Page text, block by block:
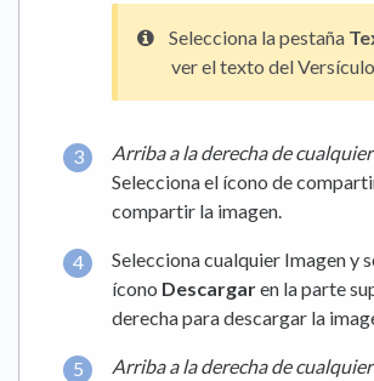
Selecciona la pestaña
ver el texto del
Arriba a la derecha de
Selecciona el ícono de
compartir la imagen.
Selecciona cualquier Imagen y
ícono Descargaren la parte
derecha para descargar la
Arriba a la derecha de